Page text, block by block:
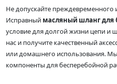
Не допускайте преждевременного
Исправный масляный шланг для
условие для долгой жизни цепи и
нас и получите качественный
или домашнего использования.
компоненты для бесперебойной